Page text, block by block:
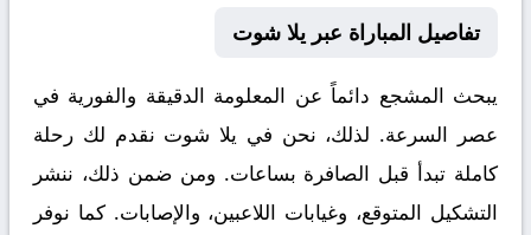
تفاصيل المباراة عبر يلا شوت
يبحث المشجع دائماً عن المعلومة الدقيقة والفورية في
عصر السرعة. لذلك، نحن في يلا شوت نقدم لك رحلة
كاملة تبدأ قبل الصافرة بساعات. ومن ضمن ذلك، ننشر
التشكيل المتوقع، وغيابات اللاعبين، والإصابات. كما نوفر